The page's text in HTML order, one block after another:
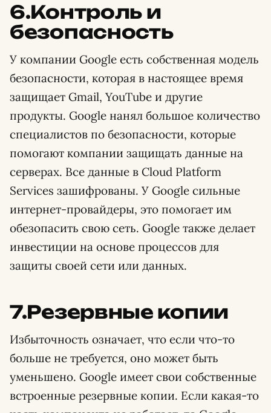
6.Контроль и
безопасность
У компании Google есть собственная модель
безопасности, которая в настоящее время
защищает Gmail, YouTube и другие
продукты. Google нанял большое количество
специалистов по безопасности, которые
помогают компании защищать данные на
серверах. Все данные в Cloud Platform
Services зашифрованы. У Google сильные
интернет-провайдеры, это помогает им
обезопасить свою сеть. Google также делает
инвестиции на основе процессов для
защиты своей сети или данных.
7.Резервные копии
Избыточность означает, что если что-то
больше не требуется, оно может быть
уменьшено. Google имеет свои собственные
встроенные резервные копии. Если какая-то